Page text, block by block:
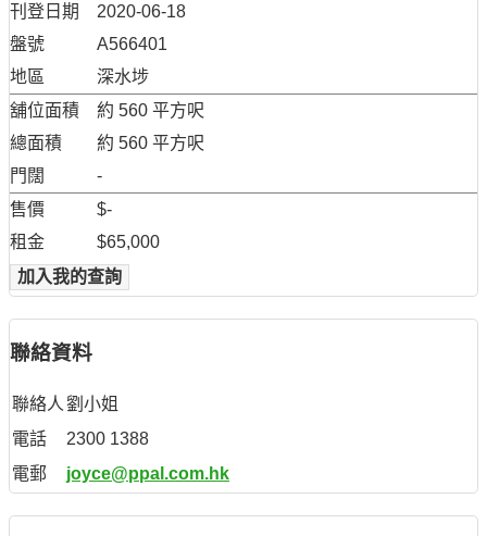
刊登日期
2020-06-18
盤號
A566401
地區
深水埗
舖位面積
約 560 平方呎
總面積
約 560 平方呎
門闊
-
售價
$-
租金
$65,000
加入我的查詢
聯絡資料
聯絡人 劉小姐
電話
2300 1388
電郵
joyce@ppal.com.hk